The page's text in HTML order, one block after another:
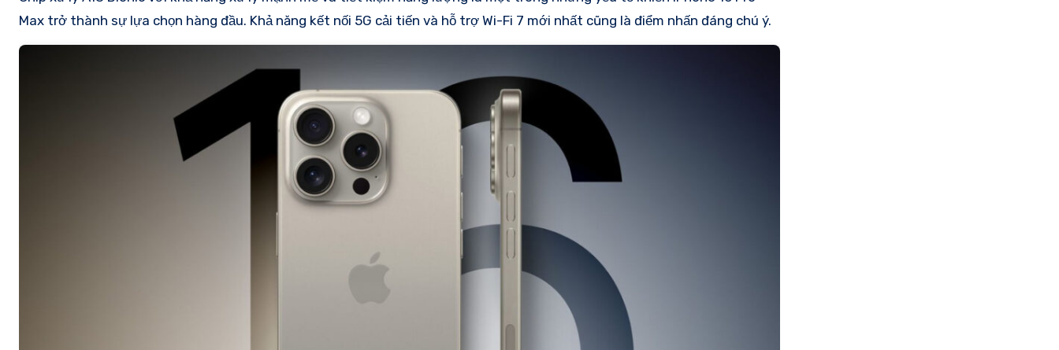
Max trở thành sự lựa chọn hàng đầu. Khả năng kết nối 5G cải tiến và hỗ trợ Wi-Fi 7 mới nhất cũng là điểm nhấn đáng chú ý.